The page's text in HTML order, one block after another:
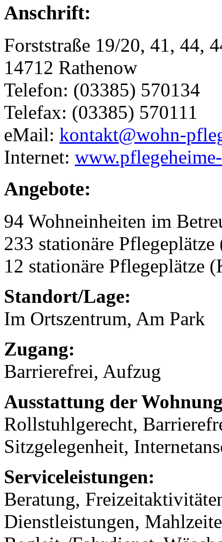
Anschrift:
Forststraße 19/20, 41, 44,
14712 Rathenow
Telefon: (03385) 570134
Telefax: (03385) 570111
eMail: kontakt@wohn-
Internet:
Angebote:
94 Wohneinheiten im
233 stationäre
12 stationäre Pflegeplätze
Standort/Lage:
Im Ortszentrum, Am Park
Zugang:
Barrierefrei, Aufzug
Ausstattung der
Rollstuhlgerecht,
Sitzgelegenheit,
Serviceleistungen:
Beratung,
Dienstleistungen,